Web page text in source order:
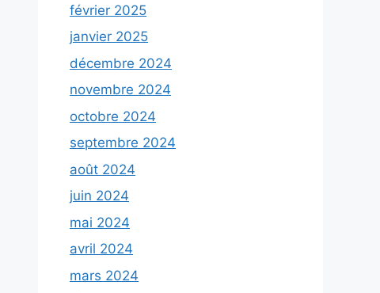
février 2025
janvier 2025
décembre 2024
novembre 2024
octobre 2024
septembre 2024
août 2024
juin 2024
mai 2024
avril 2024
mars 2024